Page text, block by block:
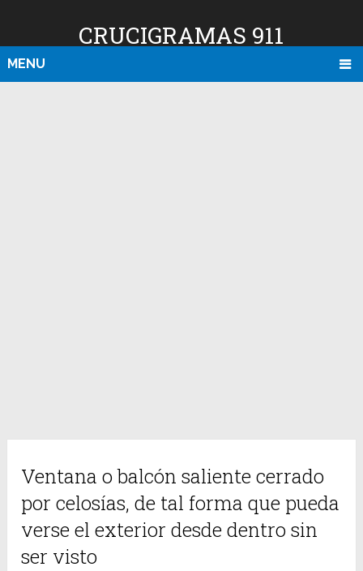
CRUCIGRAMAS 911
MENU
Ventana o balcón saliente cerrado
por celosías, de tal forma que pueda
verse el exterior desde dentro sin
ser visto